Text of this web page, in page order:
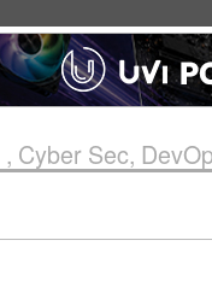
Cyber Sec,